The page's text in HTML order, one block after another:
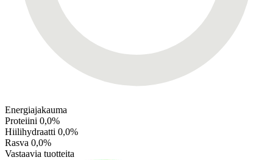
Energiajakauma
Proteiini 0,0%
Hiilihydraatti 0,0%
Rasva 0,0%
Vastaavia tuotteita